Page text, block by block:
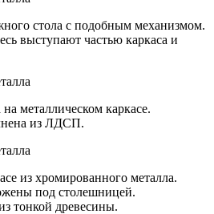
стола с подобным механизмом.
выступают частью каркаса и
металлическом каркасе.
из ЛДСП.
из хромированного металла.
под столешницей.
тонкой древесины.